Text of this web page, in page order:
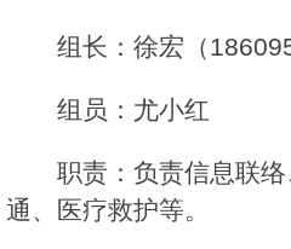
组长：徐宏（
组员：尤小红
职责：负责信息联
通、医疗救护等。